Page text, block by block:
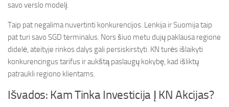
savo verslo modelį.
Taip pat negalima nuvertinti konkurencijos. Lenkija ir Suomija taip
pat turi savo SGD terminalus. Nors šiuo metu dujų paklausa regione
didelė, ateityje rinkos dalys gali persiskirstyti. KN turės išlaikyti
konkurencingus tarifus ir aukštą paslaugų kokybę, kad išliktų
patraukli regiono klientams.
Išvados: Kam Tinka Investicija Į KN Akcijas?